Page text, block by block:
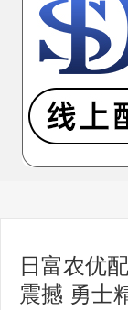
日富农优
震撼 勇士